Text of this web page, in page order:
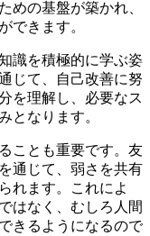
めの基盤が築かれ、
できます。
識を積極的に学ぶ姿
じて、自己改善に努
を理解し、必要なス
となります。
ことも重要です。友
通じて、弱さを共有
れます。これによ
はなく、むしろ人間
きるようになるので